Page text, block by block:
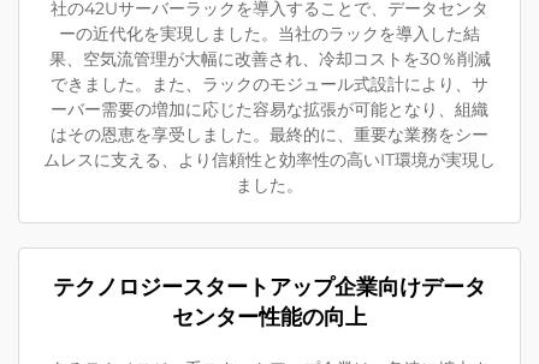
社の42Uサーバーラックを導入することで、データセンタ
ーの近代化を実現しました。当社のラックを導入した結
果、空気流管理が大幅に改善され、冷却コストを30％削減
できました。また、ラックのモジュール式設計により、サ
ーバー需要の増加に応じた容易な拡張が可能となり、組織
はその恩恵を享受しました。最終的に、重要な業務をシー
ムレスに支える、より信頼性と効率性の高いIT環境が実現し
ました。
テクノロジースタートアップ企業向けデータ
センター性能の向上